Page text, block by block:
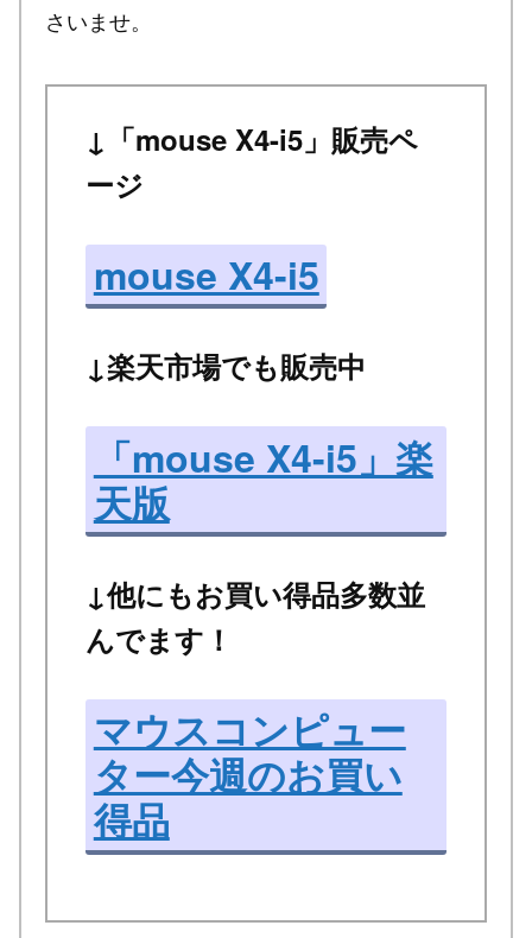
さいませ。
↓「mouse X4-i5」販売ペ
ージ
mouse X4-i5
↓楽天市場でも販売中
「mouse X4-i5」楽
天版
↓他にもお買い得品多数並
んでます！
マウスコンピュー
ター今週のお買い
得品